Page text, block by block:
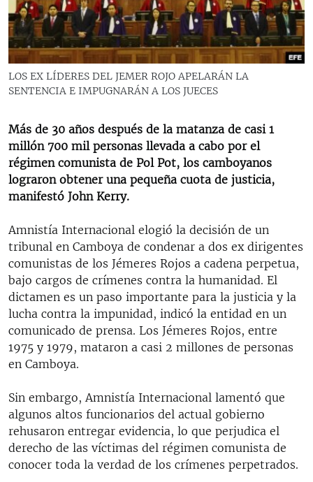
RADIO MARTÍ
ESPECIALES
ESPECIALES
LA REALIDAD DE LA VIVIENDA EN CUBA
KENTU-CUBANO
LOS SANTOS DE HIALEAH
DESINFORMACIÓN RUSA EN AMÉRICA LATINA
MULTIMEDIA
EDITORIALES
SÍGUENOS
LOS EX LÍDERES DEL JEMER ROJO APELARÁN LA
SENTENCIA E IMPUGNARÁN A LOS JUECES
Más de 30 años después de la matanza de casi 1
millón 700 mil personas llevada a cabo por el
régimen comunista de Pol Pot, los camboyanos
lograron obtener una pequeña cuota de justicia,
manifestó John Kerry.
Amnistía Internacional elogió la decisión de un
tribunal en Camboya de condenar a dos ex dirigentes
comunistas de los Jémeres Rojos a cadena perpetua,
bajo cargos de crímenes contra la humanidad. El
dictamen es un paso importante para la justicia y la
lucha contra la impunidad, indicó la entidad en un
comunicado de prensa. Los Jémeres Rojos, entre
1975 y 1979, mataron a casi 2 millones de personas
en Camboya.
Sin embargo, Amnistía Internacional lamentó que
algunos altos funcionarios del actual gobierno
rehusaron entregar evidencia, lo que perjudica el
derecho de las víctimas del régimen comunista de
conocer toda la verdad de los crímenes perpetrados.